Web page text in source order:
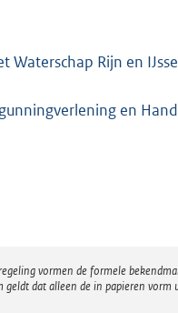
Rijn en
en
vormen de formele
dat alleen de in papieren